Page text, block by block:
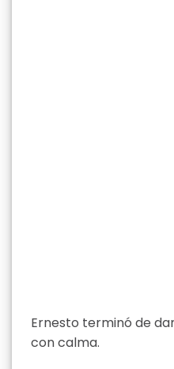
Ernesto terminó de
con calma.